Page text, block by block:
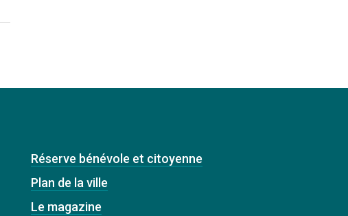
Réserve bénévole et citoyenne
Plan de la ville
Le magazine